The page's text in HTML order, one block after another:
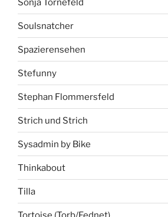
Sonja Tornefeld
Soulsnatcher
Spazierensehen
Stefunny
Stephan Flommersfeld
Strich und Strich
Sysadmin by Bike
Thinkabout
Tilla